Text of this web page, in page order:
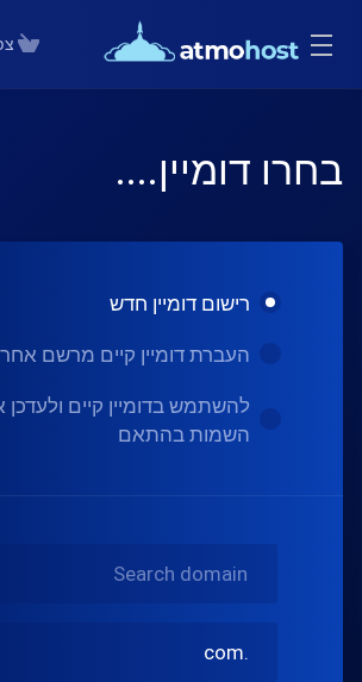
בחרו דומיין....
רישום דומיין חדש
העברת דומיין קיים מרשם אחר
להשתמש בדומיין קיים
השמות בהתאם
.com